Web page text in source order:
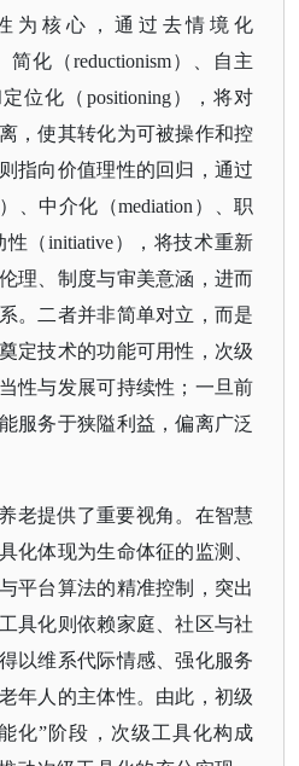
为核心，通过去情境化
简化（reductionism）、自主
定位化（positioning），将对
，使其转化为可被操作和控
指向价值理性的回归，通过
、中介化（mediation）、职
性（initiative），将技术重新
理、制度与审美意涵，进而
。二者并非简单对立，而是
定技术的功能可用性，次级
性与发展可持续性；一旦前
服务于狭隘利益，偏离广泛
老提供了重要视角。在智慧
化体现为生命体征的监测、
平台算法的精准控制，突出
具化则依赖家庭、社区与社
以维系代际情感、强化服务
年人的主体性。由此，初级
化”阶段，次级工具化构成